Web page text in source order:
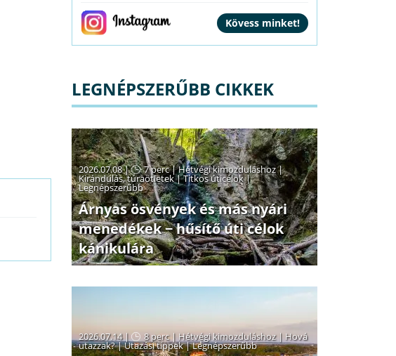
LEGNÉPSZERŰBB CIKKEK
2026.07.08 | 7 perc|Hétvégi kimozduláshoz|
Kirándulás, túraötletek|Titkos úticélok|
Legnépszerűbb
Árnyas ösvények és más nyári
menedékek − hűsítő úti célok
kánikulára
2026.07.14 | 8 perc| Hétvégi kimozduláshoz| Hová
utazzak?|Utazási tippek|Legnépszerűbb